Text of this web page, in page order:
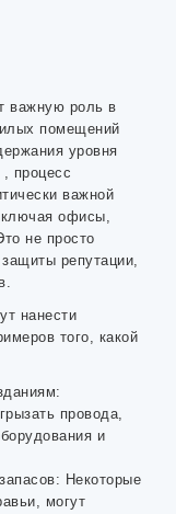
важную роль в
помещений
уровня
, процесс
важной
офисы,
не просто
репутации,
нанести
того, какой
провода,
и
Некоторые
могут